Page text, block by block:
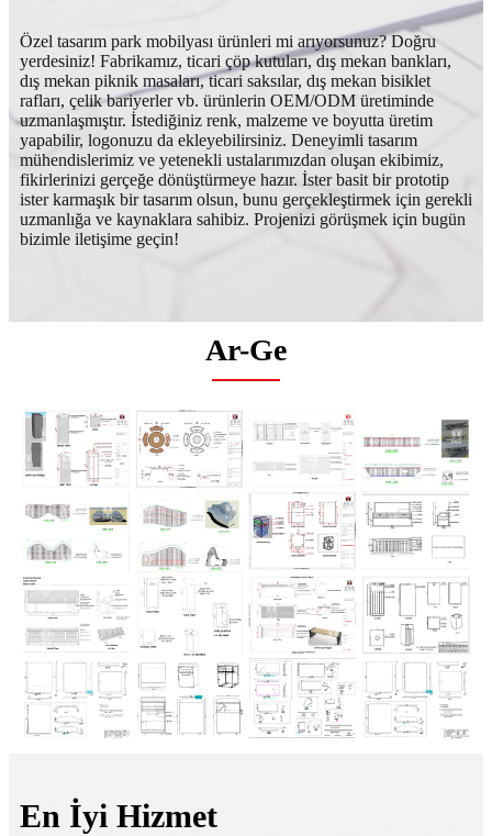
Özel tasarım park mobilyası ürünleri mi arıyorsunuz? Doğru
yerdesiniz! Fabrikamız, ticari çöp kutuları, dış mekan bankları,
dış mekan piknik masaları, ticari saksılar, dış mekan bisiklet
rafları, çelik bariyerler vb. ürünlerin OEM/ODM üretiminde
uzmanlaşmıştır. İstediğiniz renk, malzeme ve boyutta üretim
yapabilir, logonuzu da ekleyebilirsiniz. Deneyimli tasarım
mühendislerimiz ve yetenekli ustalarımızdan oluşan ekibimiz,
fikirlerinizi gerçeğe dönüştürmeye hazır. İster basit bir prototip
ister karmaşık bir tasarım olsun, bunu gerçekleştirmek için gerekli
uzmanlığa ve kaynaklara sahibiz. Projenizi görüşmek için bugün
bizimle iletişime geçin!
Ar-Ge
En İyi Hizmet